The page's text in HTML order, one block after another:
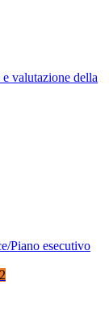
valutazione della
Piano esecutivo
2